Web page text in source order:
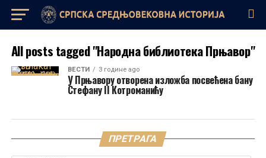
All posts tagged "Народна библиотека Прњавор"
ВЕСТИ 3 године ago
У Прњавору отворена изложба посвећена бану
Стефану II Котроманићу
ПРЕТРАГА